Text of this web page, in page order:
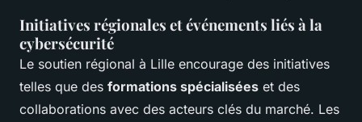
Initiatives régionales et événements liés à la
cybersécurité
Le soutien régional à Lille encourage des initiatives
telles que des formations spécialisées et des
collaborations avec des acteurs clés du marché. Les